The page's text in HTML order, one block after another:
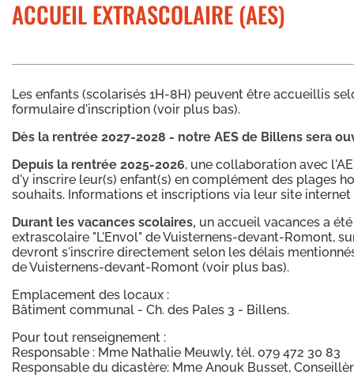
ACCUEIL EXTRASCOLAIRE (AES)
Les enfants (scolarisés 1H-8H) peuvent être accueillis
formulaire d'inscription (voir plus bas).
Dès la rentrée 2027-2028 - notre AES de Billens sera
Depuis la rentrée 2025-2026, une collaboration avec
d'y inscrire leur(s) enfant(s) en complément des plages
souhaits. Informations et inscriptions via leur site
Durant les vacances scolaires, un accueil vacances a
extrascolaire "L'Envol" de Vuisternens-devant-Romont,
devront s'inscrire directement selon les délais
de Vuisternens-devant-Romont (voir plus bas).
Emplacement des locaux :
Bâtiment communal - Ch. des Pales 3 - Billens.
Pour tout renseignement :
Responsable : Mme Nathalie Meuwly, tél. 079 472 30 83
Responsable du dicastère: Mme Anouk Busset,